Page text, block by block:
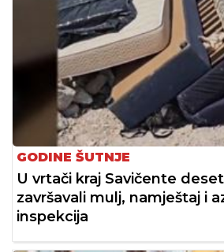
GODINE ŠUTNJE
U vrtači kraj Savičente
završavali mulj, namještaj i
inspekcija